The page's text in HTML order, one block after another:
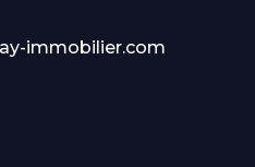
immobilier.com